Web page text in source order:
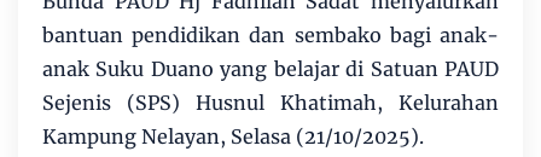
bantuan pendidikan dan sembako bagi anak-
anak Suku Duano yang belajar di Satuan PAUD
Sejenis (SPS) Husnul Khatimah, Kelurahan
Kampung Nelayan, Selasa (21/10/2025).